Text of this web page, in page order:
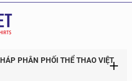
PHÂN PHỐI THỂ THAO VIỆT